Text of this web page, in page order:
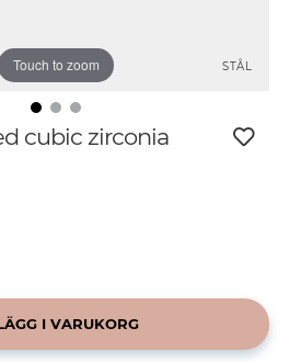
STÅL
Touch to zoom
cubic zirconia
I VARUKORG